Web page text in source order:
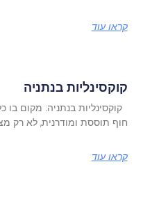
קראו עוד
קוקסינליות בנתניה
קוקסינליות בנתניה: מקום בו
חוף תוססת ומודרנית, לא רק
קראו עוד